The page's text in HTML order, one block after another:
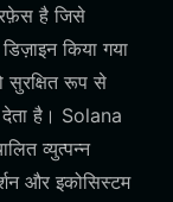
है जिसे
किया गया
सुरक्षित रूप से
है। Solana
व्युत्पन्न
और इकोसिस्टम